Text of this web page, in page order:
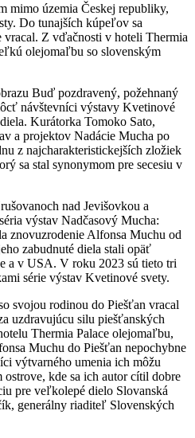
mimo územia Českej republiky,
Do tunajších kúpeľov sa
vracal. Z vďačnosti v hoteli Thermia
olejomaľbu so slovenským
Buď pozdravený, požehnaný
návštevníci výstavy Kvetinové
Kurátorka Tomoko Sato,
a projektov Nadácie Mucha po
z najcharakteristickejších zložiek
sa stal synonymom pre secesiu v
nad Jevišovkou a
výstav Nadčasový Mucha:
znovuzrodenie Alfonsa Muchu od
zabudnuté diela stali opäť
a v USA. V roku 2023 sú tieto tri
série výstav Kvetinové svety.
svojou rodinou do Piešťan vracal
uzdravujúcu silu piešťanských
Thermia Palace olejomaľbu,
Muchu do Piešťan nepochybne
výtvarného umenia ich môžu
kde sa ich autor cítil dobre
pre veľkolepé dielo Slovanská
generálny riaditeľ Slovenských